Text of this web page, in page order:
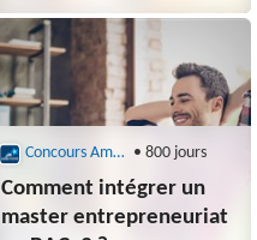
Concours Ambitions • 800 jours
Comment intégrer un
master entrepreneuriat